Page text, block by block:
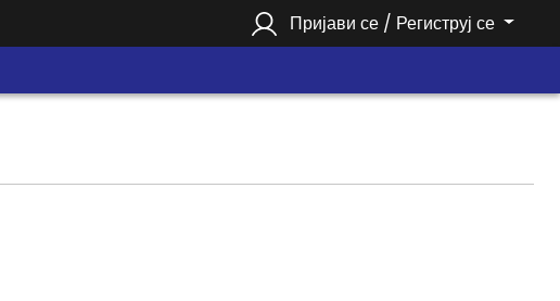
Пријави се / Региструј се